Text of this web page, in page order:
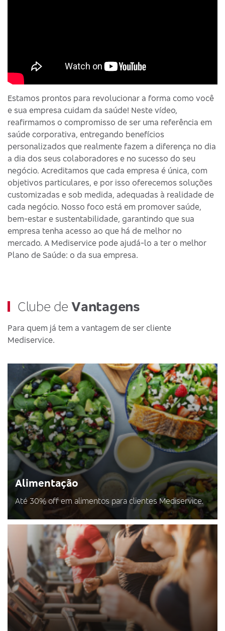
Estamos prontos para revolucionar a forma como você
e sua empresa cuidam da saúde! Neste vídeo,
reafirmamos o compromisso de ser uma referência em
saúde corporativa, entregando benefícios
personalizados que realmente fazem a diferença no dia
a dia dos seus colaboradores e no sucesso do seu
negócio. Acreditamos que cada empresa é única, com
objetivos particulares, e por isso oferecemos soluções
customizadas e sob medida, adequadas à realidade de
cada negócio. Nosso foco está em promover saúde,
bem-estar e sustentabilidade, garantindo que sua
empresa tenha acesso ao que há de melhor no
mercado. A Mediservice pode ajudá-lo a ter o melhor
Plano de Saúde: o da sua empresa.
Clube deVantagens
Para quem já tem a vantagem de ser cliente
Mediservice.
Alimentação
Até 30% off em alimentos para clientes Mediservice.